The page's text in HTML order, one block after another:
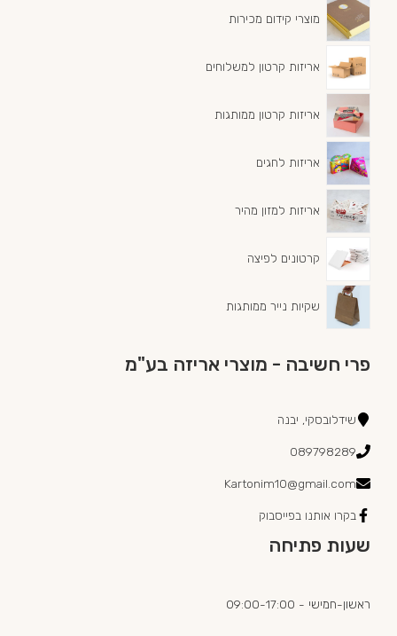
מוצרי קידום מכירות
אריזות קרטון למשלוחים
אריזות קרטון ממותגות
אריזות לחגים
אריזות למזון מהיר
קרטונים לפיצה
שקיות נייר ממותגות
פרי חשיבה - מוצרי אריזה בע"מ
שידלובסקי, יבנה
089798289
Kartonim10@gmail.com
בקרו אותנו בפייסבוק
שעות פתיחה
ראשון-חמישי - 09:00-17:00